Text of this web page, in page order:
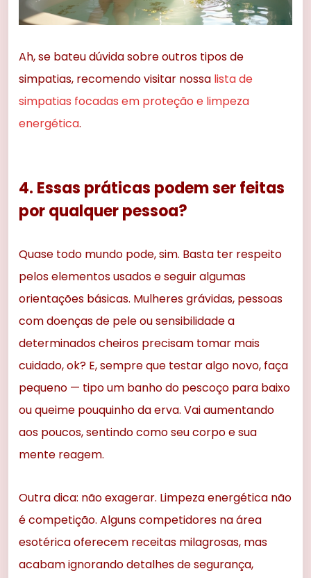
Ah, se bateu dúvida sobre outros tipos de
simpatias, recomendo visitar nossa lista de
simpatias focadas em proteção e limpeza
energética.
4. Essas práticas podem ser feitas
por qualquer pessoa?
Quase todo mundo pode, sim. Basta ter respeito
pelos elementos usados e seguir algumas
orientações básicas. Mulheres grávidas, pessoas
com doenças de pele ou sensibilidade a
determinados cheiros precisam tomar mais
cuidado, ok? E, sempre que testar algo novo, faça
pequeno — tipo um banho do pescoço para baixo
ou queime pouquinho da erva. Vai aumentando
aos poucos, sentindo como seu corpo e sua
mente reagem.
Outra dica: não exagerar. Limpeza energética não
é competição. Alguns competidores na área
esotérica oferecem receitas milagrosas, mas
acabam ignorando detalhes de segurança,